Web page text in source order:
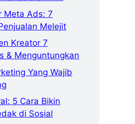
Meta Ads: 7
Melejit
Kreator 7
& Menguntungkan
Yang Wajib
5 Cara Bikin
di Sosial